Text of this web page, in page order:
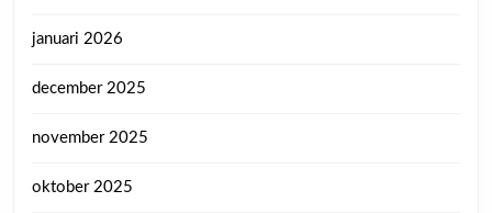
januari 2026
december 2025
november 2025
oktober 2025